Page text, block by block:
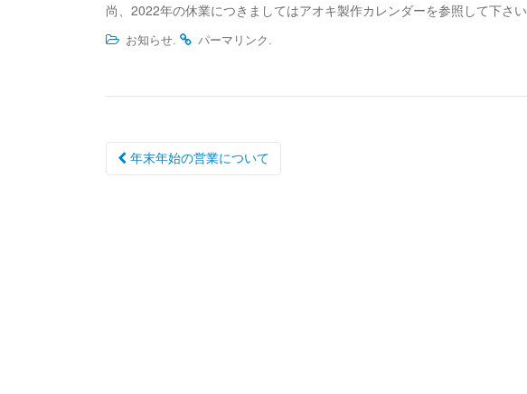
尚、2022年の休業につきましてはアオキ製作カレンダーを参照して下さい
お知らせ パーマリンク
投 年末年始の営業について